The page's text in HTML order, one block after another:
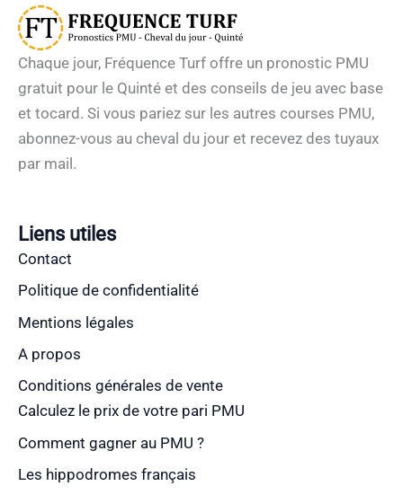
Chaque jour, Fréquence Turf offre un pronostic PMU
gratuit pour le Quinté et des conseils de jeu avec base
et tocard. Si vous pariez sur les autres courses PMU,
abonnez-vous au cheval du jour et recevez des tuyaux
par mail.
Liens utiles
Contact
Politique de confidentialité
Mentions légales
A propos
Conditions générales de vente
Calculez le prix de votre pari PMU
Comment gagner au PMU ?
Les hippodromes français